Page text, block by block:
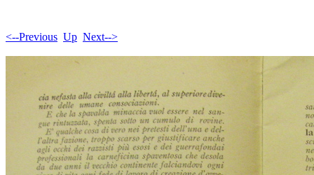
<--Previous Up Next-->